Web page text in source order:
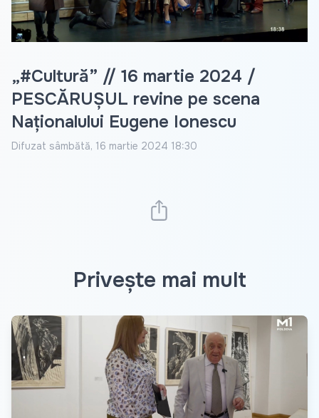
Video
„#Cultură” // 16 martie 2024 /
PESCĂRUȘUL revine pe scena
Naționalului Eugene Ionescu
Difuzat sâmbătă, 16 martie 2024 18:30
Privește mai mult